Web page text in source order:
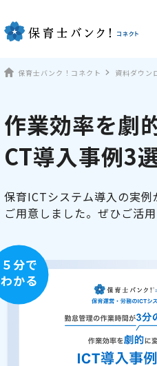
保育士バンク！コネクト 資料ダウン
作業効率を劇
CT導入事例3
保育ICTシステム導入の実例
ご用意しました。ぜひご活用
５分で
わかる